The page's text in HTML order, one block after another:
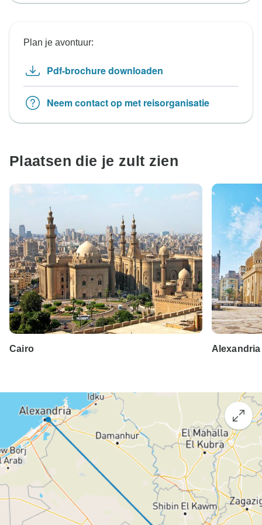
Plan je avontuur:
Pdf-brochure downloaden
Neem contact op met reisorganisatie
Plaatsen die je zult zien
Cairo Alexandria